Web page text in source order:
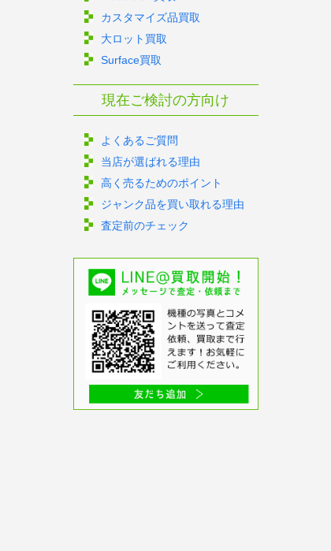
カスタマイズ品買取
大ロット買取
Surface買取
現在ご検討の方向け
よくあるご質問
当店が選ばれる理由
高く売るためのポイント
ジャンク品を買い取れる理由
査定前のチェック